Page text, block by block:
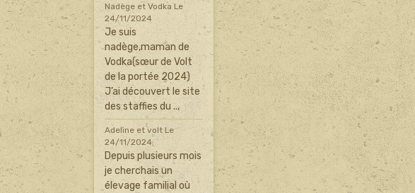
Nadège et Vodka Le
24/11/2024
Je suis
nadège,maman de
Vodka(sœur de Volt
de la portée 2024)
J’ai découvert le site
des staffies du ...
Adeline et volt Le
24/11/2024
Depuis plusieurs mois
je cherchais un
élevage familial où